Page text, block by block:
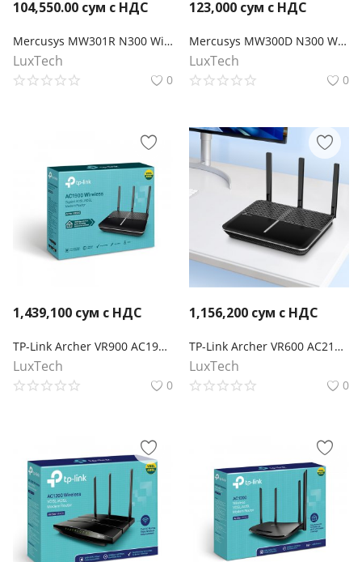
104,550.00 сум с НДС
Mercusys MW301R N300 Wi-Fi роутер
LuxTech
0
123,000 сум с НДС
Mercusys MW300D N300 Wi-Fi роутер с ADSL2+ модемом
LuxTech
0
1,439,100 сум с НДС
TP-Link Archer VR900 AC1900 Беспроводной двухдиапазонный гигабитный маршрутизатор со встроенным VDSL/ADSL-модемом и двумя USB-портами
LuxTech
0
1,156,200 сум с НДС
TP-Link Archer VR600 AC2100 Беспроводной двухдиапазонный гигабитный MU-MIMO маршрутизатор со встроенным VDSL/ADSL-модемом и USB-портом
LuxTech
0